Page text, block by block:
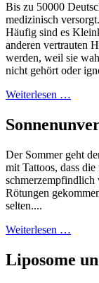
Bis zu 50000
medizinisch versorgt.
Häufig sind es
anderen vertrauten
werden, weil sie
nicht gehört oder
Weiterlesen …
Der Sommer geht
mit Tattoos, dass
schmerzempfindlich
Rötungen
selten....
Weiterlesen …
Liposome